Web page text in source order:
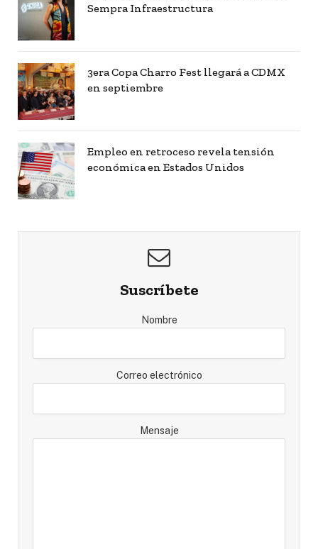
Sempra Infraestructura
3era Copa Charro Fest llegará a CDMX
en septiembre
Empleo en retroceso revela tensión
económica en Estados Unidos
Suscríbete
Nombre
Correo electrónico
Mensaje